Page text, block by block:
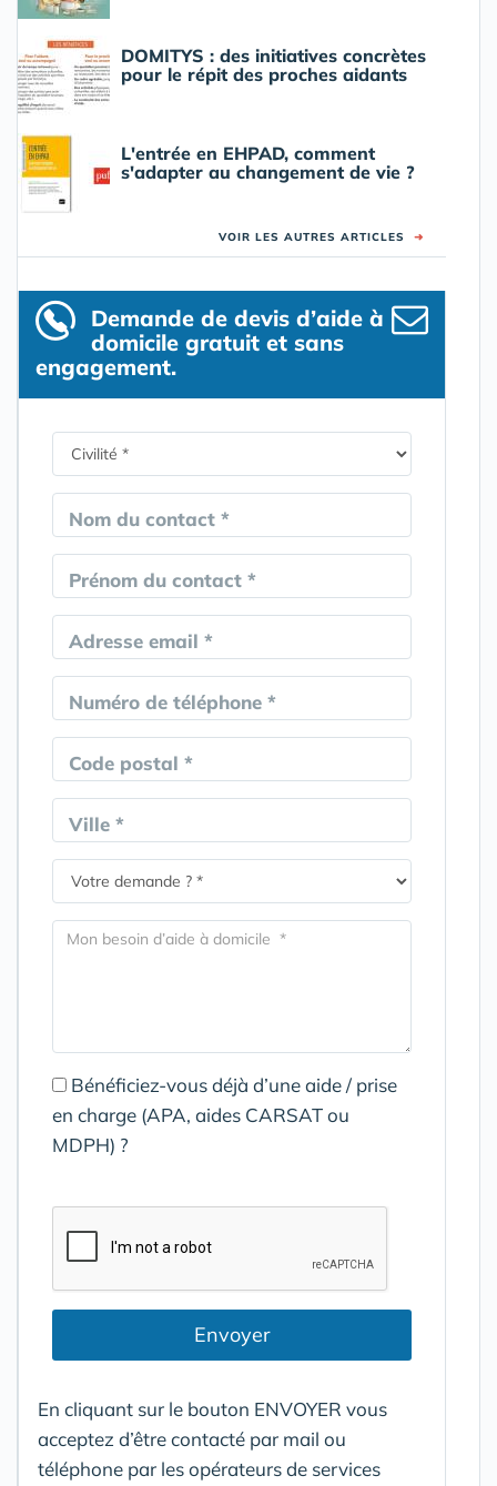
DOMITYS : des initiatives concrètes
pour le répit des proches aidants
L'entrée en EHPAD, comment
s'adapter au changement de vie ?
VOIR LES AUTRES ARTICLES ➜
Demande de devis d’aide à
domicile gratuit et sans
engagement.
Nom du contact *
Prénom du contact *
Adresse email *
Numéro de téléphone *
Code postal *
Ville *
Bénéficiez-vous déjà d’une aide / prise
en charge (APA, aides CARSAT ou
MDPH) ?
Envoyer
En cliquant sur le bouton ENVOYER vous
acceptez d’être contacté par mail ou
téléphone par les opérateurs de services